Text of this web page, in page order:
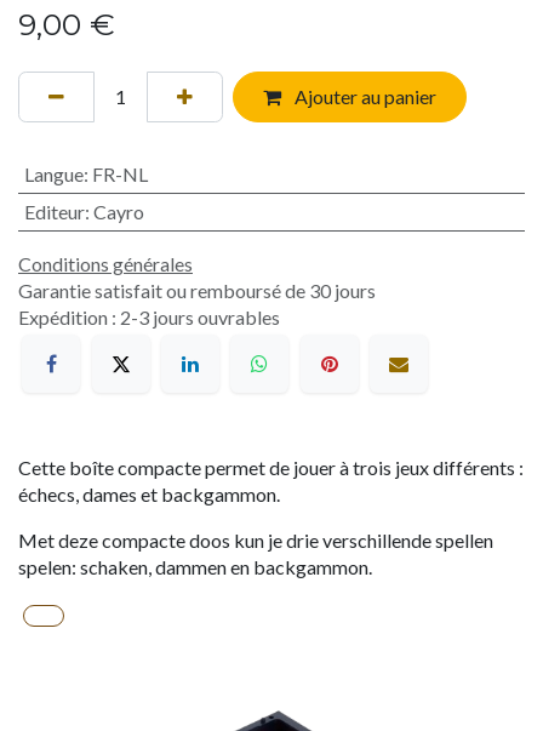
9,00 €
Ajouter au panier
Langue: FR-NL
Editeur: Cayro
Conditions générales
Garantie satisfait ou remboursé de 30 jours
Expédition : 2-3 jours ouvrables
Cette boîte compacte permet de jouer à trois jeux différents :
échecs, dames et backgammon.
Met deze compacte doos kun je drie verschillende spellen
spelen: schaken, dammen en backgammon.